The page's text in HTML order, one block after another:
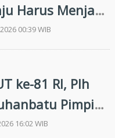
Harus Menjadi
Masa
Muda
00:39 WIB
ke-81 RI, Plh
Pimpin
Bendera
16:02 WIB